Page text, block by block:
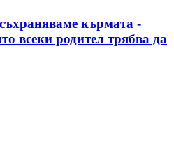
кърмата -
всеки родител трябва да